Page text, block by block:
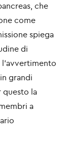
che
come
spiega
di
l'avvertimento
grandi
questo la
a